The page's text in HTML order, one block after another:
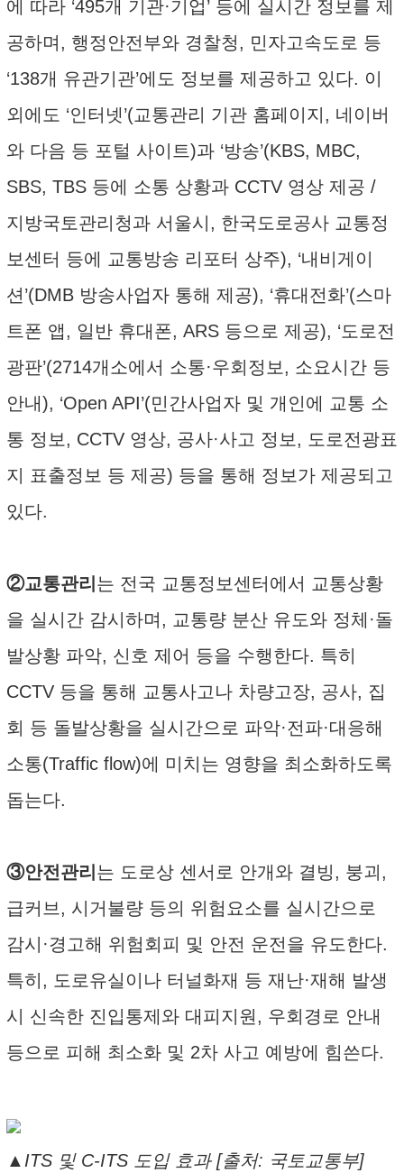
에 따라 ‘495개 기관·기업’ 등에 실시간 정보를 제
공하며, 행정안전부와 경찰청, 민자고속도로 등
‘138개 유관기관’에도 정보를 제공하고 있다. 이
외에도 ‘인터넷’(교통관리 기관 홈페이지, 네이버
와 다음 등 포털 사이트)과 ‘방송’(KBS, MBC,
SBS, TBS 등에 소통 상황과 CCTV 영상 제공 /
지방국토관리청과 서울시, 한국도로공사 교통정
보센터 등에 교통방송 리포터 상주), ‘내비게이
션’(DMB 방송사업자 통해 제공), ‘휴대전화’(스마
트폰 앱, 일반 휴대폰, ARS 등으로 제공), ‘도로전
광판’(2714개소에서 소통·우회정보, 소요시간 등
안내), ‘Open API’(민간사업자 및 개인에 교통 소
통 정보, CCTV 영상, 공사·사고 정보, 도로전광표
지 표출정보 등 제공) 등을 통해 정보가 제공되고
있다.
②교통관리 는 전국 교통정보센터에서 교통상황
을 실시간 감시하며, 교통량 분산 유도와 정체·돌
발상황 파악, 신호 제어 등을 수행한다. 특히
CCTV 등을 통해 교통사고나 차량고장, 공사, 집
회 등 돌발상황을 실시간으로 파악·전파·대응해
소통(Traffic flow)에 미치는 영향을 최소화하도록
돕는다.
③안전관리 는 도로상 센서로 안개와 결빙, 붕괴,
급커브, 시거불량 등의 위험요소를 실시간으로
감시·경고해 위험회피 및 안전 운전을 유도한다.
특히, 도로유실이나 터널화재 등 재난·재해 발생
시 신속한 진입통제와 대피지원, 우회경로 안내
등으로 피해 최소화 및 2차 사고 예방에 힘쓴다.
▲ITS 및 C-ITS 도입 효과 [출처: 국토교통부]